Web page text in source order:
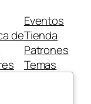
de
Eventos
Tienda
Patrones
Temas